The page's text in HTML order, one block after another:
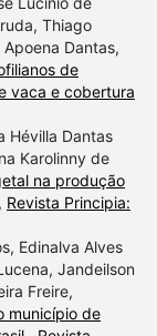
Thiago
Dantas,
de
vaca e cobertura
Hévilla Dantas
Karolinny de
na produção
, Revista Principia:
Edinalva Alves
Jandeilson
Freire,
município de